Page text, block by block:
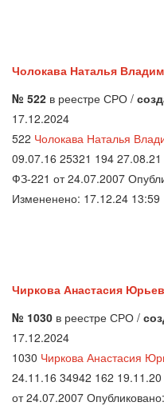
Чолокава Наталья
№ 522 в реестре СРО /
17.12.2024
522 Чолокава Наталья
09.07.16 25321 194 27.08.21
ФЗ-221 от 24.07.2007
Измененено: 17.12.24 13:59
Чиркова Анастасия
№ 1030 в реестре СРО /
17.12.2024
1030 Чиркова Анастасия
24.11.16 34942 162 19.11.20
от 24.07.2007